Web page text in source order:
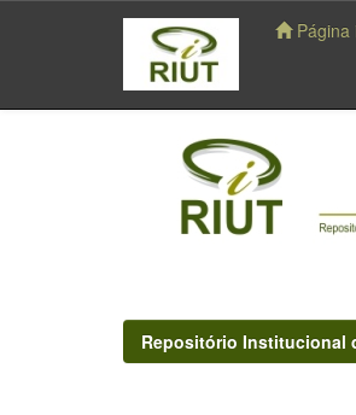
navigation
Página
Repositório Institucional